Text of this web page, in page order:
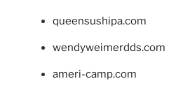
queensushipa.com
wendyweimerdds.com
ameri-camp.com